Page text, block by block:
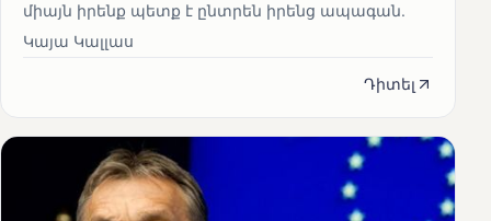
միայն իրենք պետք է ընտրեն իրենց ապագան.
Կայա Կալլաս
Դիտել